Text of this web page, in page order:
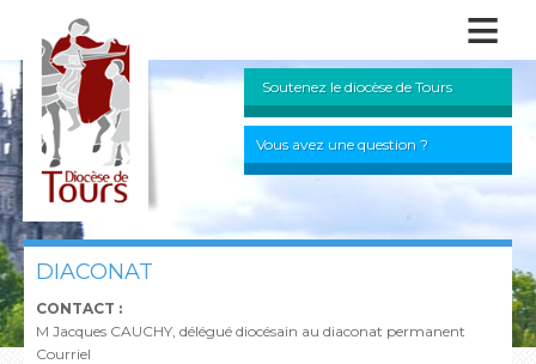
≡
Soutenez le diocèse de Tours
Vous avez une question ?
DIACONAT
CONTACT :
M Jacques CAUCHY, délégué diocésain au diaconat permanent
Courriel